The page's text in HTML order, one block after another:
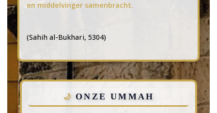
en middelvinger samenbracht.
(Sahih al-Bukhari, 5304)
ONZE UMMAH